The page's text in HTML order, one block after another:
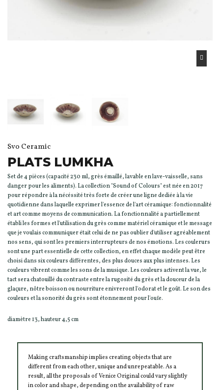
Svo Ceramic
PLATS LUMKHA
Set de 4 pièces (capacité 230 ml, grès émaillé, lavable en lave-vaisselle, sans
danger pour les aliments). La collection "Sound of Colours" est née en 2017
pour répondre à la nécéssité très forte de créer une ligne dediée à la vie
quotidienne dans laquelle exprimer l'essence de l'art céramique: fonctionnalité
et art comme moyens de communication. La fonctionnalité a partiellement
établi les formes et l'utilisation du grès comme matériel céramique et le message
que je voulais communiquer était celui de ne pas oublier d'utiliser agréablement
nos sens, qui sont les premiers interrupteurs de nos émotions. Les coulerurs
sont une part essentielle de cette collection, en effet chaque modèle peut être
choisi dans six couleurs différentes, des plus douces aux plus intenses. Les
couleurs vibrent comme les sons de la musique. Les couleurs activent la vue, le
tact sera chatouillé du contraste entre la rugosité du grès et la douceur de la
glaçure, nôtre boisson ou nourriture enivreront l'odorat et le goût. Le son des
couleurs et la sonorité du grès sont étonnement pour l'ouïe.
diamètre 13, hauteur 4,5 cm
Making craftsmanship implies creating objects that are
different from each other, unique and unrepeatable. As a
result, all the proposals of Venice Original could vary slightly
in color and shape, depending on the availability of raw